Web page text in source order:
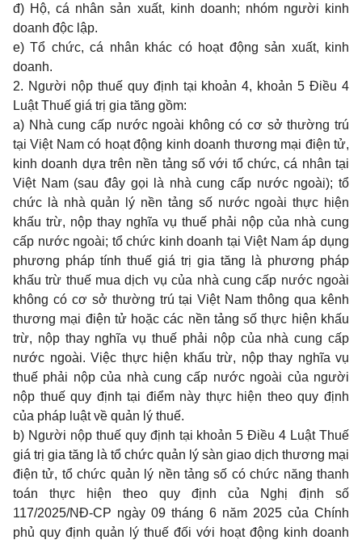
đ) Hộ, cá nhân sản xuất, kinh doanh; nhóm người kinh
doanh độc lập.
e) Tổ chức, cá nhân khác có hoạt động sản xuất, kinh
doanh.
2. Người nộp thuế quy định tại khoản 4, khoản 5 Điều 4
Luật Thuế giá trị gia tăng gồm:
a) Nhà cung cấp nước ngoài không có cơ sở thường trú
tại Việt Nam có hoạt động kinh doanh thương mại điện tử,
kinh doanh dựa trên nền tảng số với tổ chức, cá nhân tại
Việt Nam (sau đây gọi là nhà cung cấp nước ngoài); tổ
chức là nhà quản lý nền tảng số nước ngoài thực hiện
khấu trừ, nộp thay nghĩa vụ thuế phải nộp của nhà cung
cấp nước ngoài; tổ chức kinh doanh tại Việt Nam áp dụng
phương pháp tính thuế giá trị gia tăng là phương pháp
khấu trừ thuế mua dịch vụ của nhà cung cấp nước ngoài
không có cơ sở thường trú tại Việt Nam thông qua kênh
thương mại điện tử hoặc các nền tảng số thực hiện khấu
trừ, nộp thay nghĩa vụ thuế phải nộp của nhà cung cấp
nước ngoài. Việc thực hiện khấu trừ, nộp thay nghĩa vụ
thuế phải nộp của nhà cung cấp nước ngoài của người
nộp thuế quy định tại điểm này thực hiện theo quy định
của pháp luật về quản lý thuế.
b) Người nộp thuế quy định tại khoản 5 Điều 4 Luật Thuế
giá trị gia tăng là tổ chức quản lý sàn giao dịch thương mại
điện tử, tổ chức quản lý nền tảng số có chức năng thanh
toán thực hiện theo quy định của Nghị định số
117/2025/NĐ-CP ngày 09 tháng 6 năm 2025 của Chính
phủ quy định quản lý thuế đối với hoạt động kinh doanh